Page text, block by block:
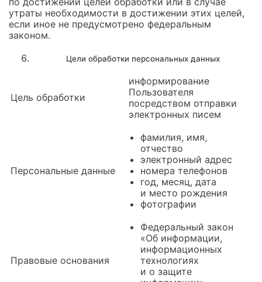
утраты необходимости в достижении этих целей,
если иное не предусмотрено федеральным
законом.
Цели обработки персональных данных
Цель обработки
информирование
Пользователя
посредством отправки
электронных писем
Персональные данные
фамилия, имя,
отчество
электронный адрес
номера телефонов
год, месяц, дата
и место рождения
фотографии
Правовые основания
Федеральный закон
«Об информации,
информационных
технологиях
и о защите